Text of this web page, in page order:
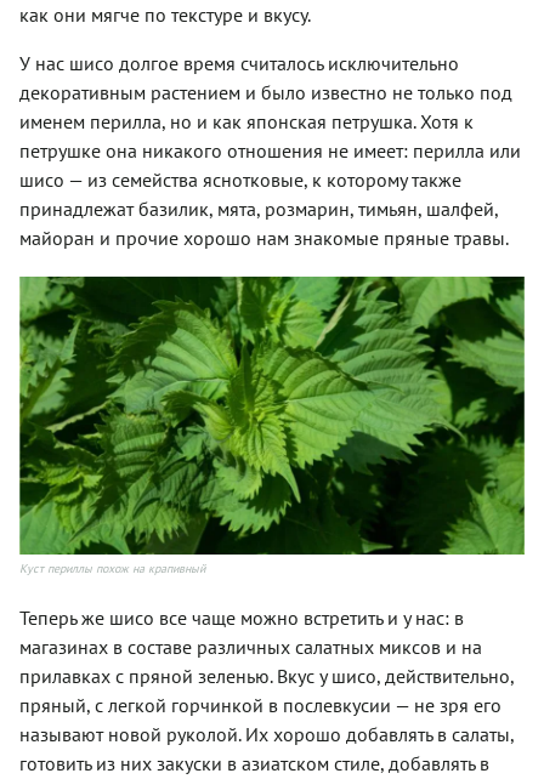
как они мягче по текстуре и вкусу.
У нас шисо долгое время считалось исключительно
декоративным растением и было известно не только под
именем перилла, но и как японская петрушка. Хотя к
петрушке она никакого отношения не имеет: перилла или
шисо — из семейства яснотковые, к которому также
принадлежат базилик, мята, розмарин, тимьян, шалфей,
майоран и прочие хорошо нам знакомые пряные травы.
Куст периллы похож на крапивный
Теперь же шисо все чаще можно встретить и у нас: в
магазинах в составе различных салатных миксов и на
прилавках с пряной зеленью. Вкус у шисо, действительно,
пряный, с легкой горчинкой в послевкусии — не зря его
называют новой руколой. Их хорошо добавлять в салаты,
готовить из них закуски в азиатском стиле, добавлять в